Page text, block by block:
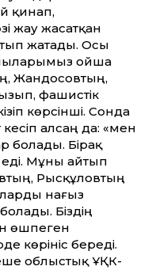
қинап,
жау жасатқан
жатады. Осы
ойша
Жандосовтың,
фашистік
көрсінші. Сонда
алсаң да: «мен
болады. Бірақ
Мұны айтып
Рысқұловтың
нағыз
Біздің
өшпеген
көрініс береді.
облыстық ҰҚК-